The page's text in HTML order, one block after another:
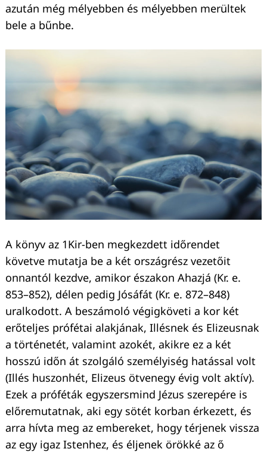
azután még mélyebben és mélyebben merültek
bele a bűnbe.
A könyv az 1Kir-ben megkezdett időrendet
követve mutatja be a két országrész vezetőit
onnantól kezdve, amikor északon Ahazjá (Kr. e.
853–852), délen pedig Jósáfát (Kr. e. 872–848)
uralkodott. A beszámoló végigköveti a kor két
erőteljes prófétai alakjának, Illésnek és Elizeusnak
a történetét, valamint azokét, akikre ez a két
hosszú időn át szolgáló személyiség hatással volt
(Illés huszonhét, Elizeus ötvenegy évig volt aktív).
Ezek a próféták egyszersmind Jézus szerepére is
előremutatnak, aki egy sötét korban érkezett, és
arra hívta meg az embereket, hogy térjenek vissza
az egy igaz Istenhez, és éljenek örökké az ő